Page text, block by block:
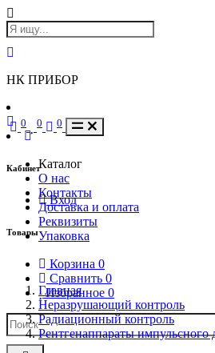
НК ПРИБОР
Кабинет
Вход
Товары
Корзина 0
Сравнить 0
Избранное 0
0 0 0
Каталог
О нас
Контакты
Доставка и оплата
Реквизиты
Упаковка
Главная
Неразрушающий контроль
Радиационный контроль
Рентгенаппараты импульсного